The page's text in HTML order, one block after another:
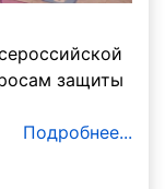
защиты
Подробнее...